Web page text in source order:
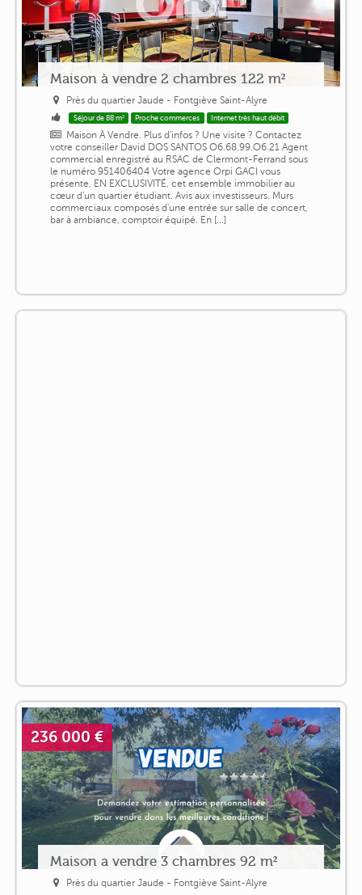
Maison à vendre 2 chambres 122 m²
Près du quartier Jaude - Fontgiève Saint-Alyre
Séjour de 88 m² Proche commerces Internet très haut débit
Maison À Vendre. Plus d'infos ? Une visite ? Contactez
votre conseiller David DOS SANTOS O6.68.99.O6.21 Agent
commercial enregistré au RSAC de Clermont-Ferrand sous
le numéro 951406404 Votre agence Orpi GACI vous
présente, EN EXCLUSIVITÉ, cet ensemble immobilier au
cœur d'un quartier étudiant. Avis aux investisseurs. Murs
commerciaux composés d'une entrée sur salle de concert,
bar à ambiance, comptoir équipé. En [...]
236 000 €
Maison a vendre 3 chambres 92 m²
Près du quartier Jaude - Fontgiève Saint-Alyre